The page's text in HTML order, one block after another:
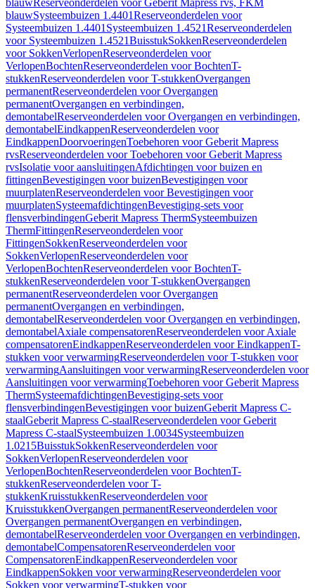
blauwReserveonderdelen voor Geberit Mapress rvs, FKM
blauwSysteembuizen 1.4401Reserveonderdelen voor
Systeembuizen 1.4401 Systeembuizen 1.4521Reserveonderdelen
voor Systeembuizen 1.4521BuisstukSokkenReserveonderdelen
voor SokkenVerlopenReserveonderdelen voor
VerlopenBochtenReserveonderdelen voor BochtenT-
stukkenReserveonderdelen voor T-stukkenOvergangen
permanentReserveonderdelen voor Overgangen
permanentOvergangen en verbindingen,
demontabelReserveonderdelen voor Overgangen en verbindingen,
demontabelEindkappenReserveonderdelen voor
EindkappenDoorvoeringenToebehoren voor Geberit Mapress
rvsReserveonderdelen voor Toebehoren voor Geberit Mapress
rvsIsolatie voor aansluitingenAfdichtingen voor buizen en
fittingenBevestigingen voor buizenBevestigingen voor
muurplatenReserveonderdelen voor Bevestigingen voor
muurplatenSysteemafdichtingenBevestiging-sets voor
flensverbindingenGeberit Mapress ThermSysteembuizen
ThermFittingenReserveonderdelen voor
FittingenSokkenReserveonderdelen voor
SokkenVerlopenReserveonderdelen voor
VerlopenBochtenReserveonderdelen voor BochtenT-
stukkenReserveonderdelen voor T-stukkenOvergangen
permanentReserveonderdelen voor Overgangen
permanentOvergangen en verbindingen,
demontabelReserveonderdelen voor Overgangen en verbindingen,
demontabelAxiale compensatorenReserveonderdelen voor Axiale
compensatorenEindkappenReserveonderdelen voor EindkappenT-
stukken voor verwarmingReserveonderdelen voor T-stukken voor
verwarmingAansluitingen voor verwarmingReserveonderdelen voor
Aansluitingen voor verwarmingToebehoren voor Geberit Mapress
ThermSysteemafdichtingenBevestiging-sets voor
flensverbindingenBevestigingen voor buizenGeberit Mapress C-
staalGeberit Mapress C-staalReserveonderdelen voor Geberit
Mapress C-staalSysteembuizen 1.0034Systeembuizen
1.0215BuisstukSokkenReserveonderdelen voor
SokkenVerlopenReserveonderdelen voor
VerlopenBochtenReserveonderdelen voor BochtenT-
stukkenReserveonderdelen voor T-
stukkenKruisstukkenReserveonderdelen voor
KruisstukkenOvergangen permanentReserveonderdelen voor
Overgangen permanentOvergangen en verbindingen,
demontabelReserveonderdelen voor Overgangen en verbindingen,
demontabelCompensatorenReserveonderdelen voor
CompensatorenEindkappenReserveonderdelen voor
EindkappenSokken voor verwarmingReserveonderdelen voor
Sokken voor verwarmingT-stukken voor